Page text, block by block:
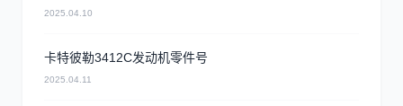
2025.04.10
卡特彼勒3412C发动机零件号
2025.04.11